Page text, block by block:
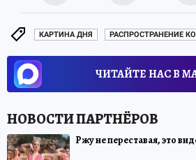
КАРТИНА ДНЯ РАСПРОСТРАНЕНИЕ
ЧИТАЙТЕ НАС В
Ржу не переставая, это